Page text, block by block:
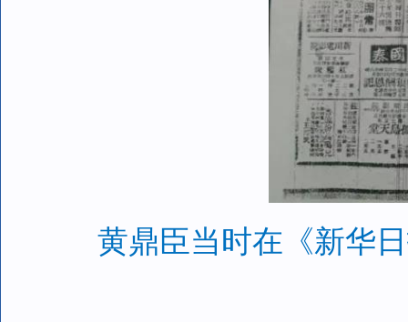
黄鼎臣当时在《新华